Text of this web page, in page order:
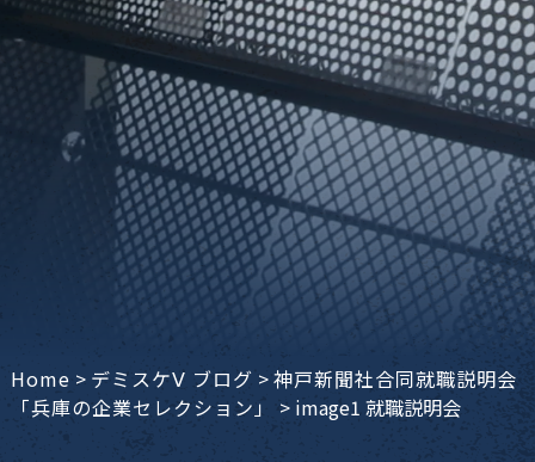
Home > デミスケⅤ ブログ >神戸新聞社合同就職説明会
「兵庫の企業セレクション」
> image1 就職説明会